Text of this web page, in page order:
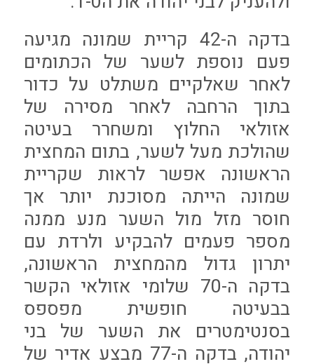
בדקה ה-42 קריית שמונה מגיעה
פעם נוספת לשער של הכתומים
לאחר שאלקיים משתלט על כדור
בתוך הרחבה לאחר מסירה של
אזולאי החלוץ ומשחרר בעיטה
שהולכת מעל לשער, בתום המחצית
הראשונה אפשר לראות שקריית
שמונה הייתה מסוכנת יותר אך
חוסר מזל מול השער מנע ממנה
מספר פעמים להבקיע ולרדת עם
יתרון גדול מהמחצית הראשונה,
בדקה ה-70 שלומי אזולאי הקשר
בבעיטה חופשית מפספס
בסנטימטרים את השער של בני
יהודה, בדקה ה-77 מבצע אדיר של